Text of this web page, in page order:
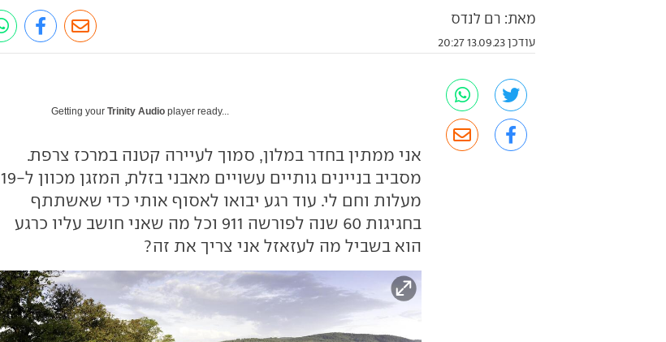
מאת: רם לנדס
עודכן 13.09.23 20:27
Getting yourTrinity Audio player ready...
אני ממתין בחדר במלון, סמוך לעיירה קטנה במרכז צרפת.
מסביב בניינים גותיים עשויים מאבני בזלת, המזגן מכוון ל-19
מעלות וחם לי. עוד רגע יבואו לאסוף אותי כדי שאשתתף
בחגיגות 60 שנה לפורשה 911 וכל מה שאני חושב עליו כרגע
הוא בשביל מה לעזאזל אני צריך את זה?